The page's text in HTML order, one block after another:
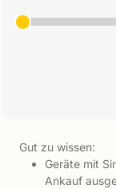
Gut zu wissen:
Geräte mit
Ankauf